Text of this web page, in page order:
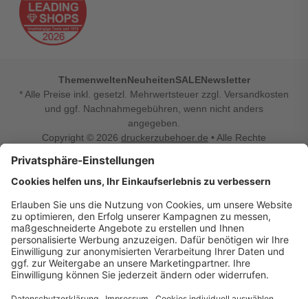
ThemenweltenNeuheitenSALENewsletter
* Alle Preise inkl. gesetzl. Mehrwertsteuer zzgl. Versandkosten
und ggf. Nachnahmegebühren, wenn nicht anders
angegeben.
Copyright © 2026 druckerzubehoer.de • Alle Rechte
Vertrag widerrufen
Druckerzubehoer.de – preiswerte Qualität für Ihr Office
Sie sind auf der Suche nach dem passenden Druckerzubehör
oder Zubehör für das Büro, den Computer oder Ihr
Smartphone? Dann sind Sie bei Druckerzubehoer.de genau
richtig! Unser breites Sortiment bietet unter anderem Tinte
und Toner für alle gängigen Druckermodelle – großer sowie
kleiner Hersteller. Zugleich sind wir Ihr Online Fachhandel für